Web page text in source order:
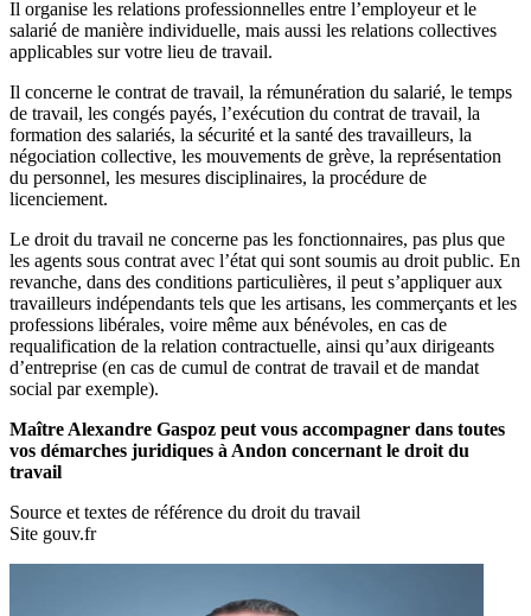
Il organise les relations professionnelles entre l’employeur et le
salarié de manière individuelle, mais aussi les relations collectives
applicables sur votre lieu de travail.
Il concerne le contrat de travail, la rémunération du salarié, le temps
de travail, les congés payés, l’exécution du contrat de travail, la
formation des salariés, la sécurité et la santé des travailleurs, la
négociation collective, les mouvements de grève, la représentation
du personnel, les mesures disciplinaires, la procédure de
licenciement.
Le droit du travail ne concerne pas les fonctionnaires, pas plus que
les agents sous contrat avec l’état qui sont soumis au droit public. En
revanche, dans des conditions particulières, il peut s’appliquer aux
travailleurs indépendants tels que les artisans, les commerçants et les
professions libérales, voire même aux bénévoles, en cas de
requalification de la relation contractuelle, ainsi qu’aux dirigeants
d’entreprise (en cas de cumul de contrat de travail et de mandat
social par exemple).
Maître Alexandre Gaspoz peut vous accompagner dans toutes
vos démarches juridiques à Andon concernant le droit du
travail
Source et textes de référence du droit du travail
Site gouv.fr